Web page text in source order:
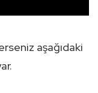
aşağıdaki